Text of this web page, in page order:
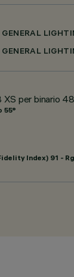
XS per binario
55°
Index) 91 -